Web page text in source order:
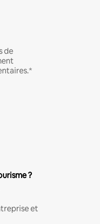
de
?
et